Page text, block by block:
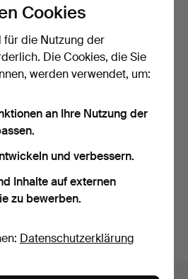
KANNE - BODENVASE,
Aftaba / Ibrik, Nordafr…
7 Tage
64 USD
Auktionen aus unserem
Cookies
für die Nutzung der
Die Cookies, die Sie
werden verwendet, um:
an Ihre Nutzung der
und verbessern.
Inhalte auf externen
zu bewerben.
Datenschutzerklärung